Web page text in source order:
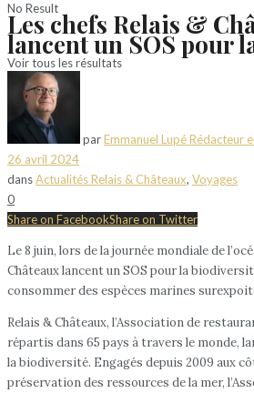
No Result
Voir tous les résultats
Les chefs Relais &
lancent un SOS pour
parEmmanuel Lupé Rédacteur
26 avril 2024
dansActualités Relais & Châteaux, Voyages
0
Share on FacebookShare on Twitter
Le 8 juin, lors de la journée mondiale de
Châteaux lancent un SOS pour la
consommer des espèces marines
Relais & Châteaux, l’Association de
répartis dans 65 pays à travers le monde,
la biodiversité. Engagés depuis 2009 aux
préservation des ressources de la mer,